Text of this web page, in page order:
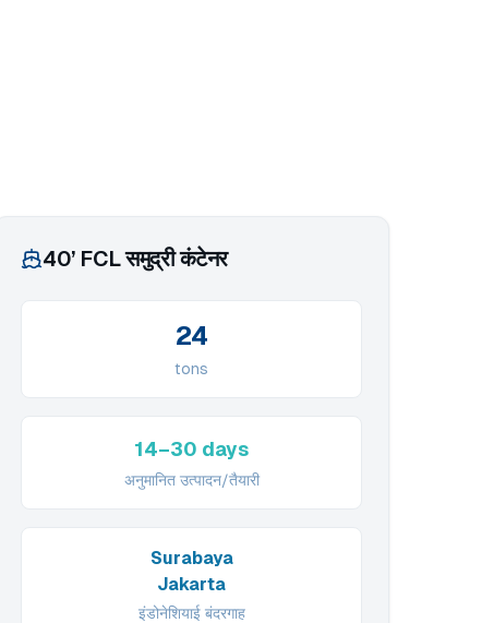
40’ FCL समुद्री कंटेनर
24
tons
14–30 days
अनुमानित उत्पादन/तैयारी
Surabaya
Jakarta
इंडोनेशियाई बंदरगाह